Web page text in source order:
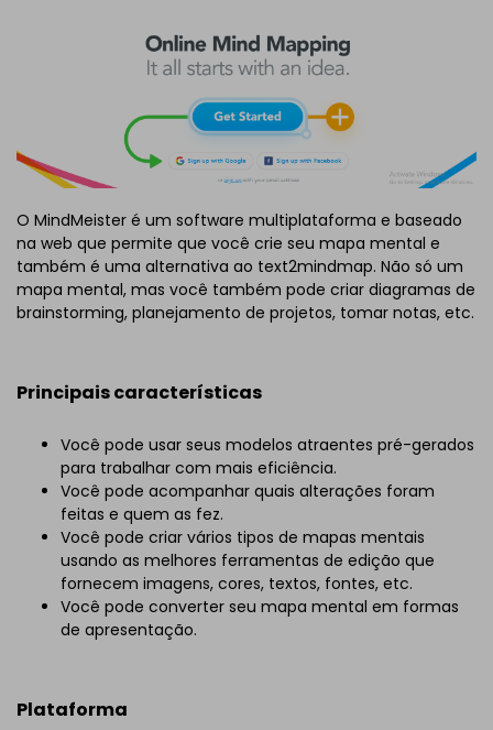
O MindMeister é um software multiplataforma e baseado
na web que permite que você crie seu mapa mental e
também é uma alternativa ao text2mindmap. Não só um
mapa mental, mas você também pode criar diagramas de
brainstorming, planejamento de projetos, tomar notas, etc.
Principais características
Você pode usar seus modelos atraentes pré-gerados
para trabalhar com mais eficiência.
Você pode acompanhar quais alterações foram
feitas e quem as fez.
Você pode criar vários tipos de mapas mentais
usando as melhores ferramentas de edição que
fornecem imagens, cores, textos, fontes, etc.
Você pode converter seu mapa mental em formas
de apresentação.
Plataforma